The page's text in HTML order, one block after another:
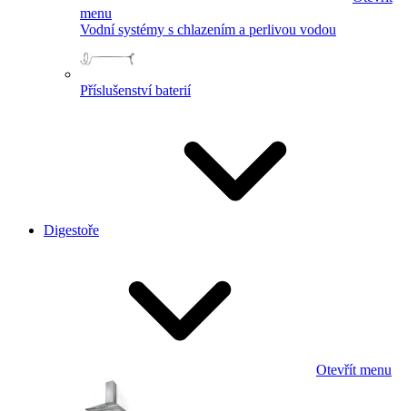
menu
Vodní systémy s chlazením a perlivou vodou
Příslušenství baterií
Digestoře
Otevřít menu